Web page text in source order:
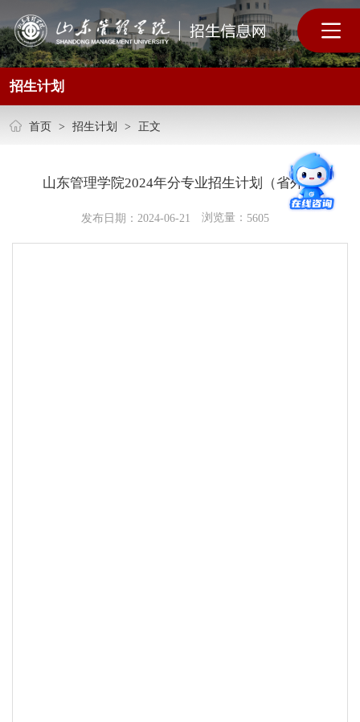
招生计划
首页 > 招生计划 > 正文
山东管理学院2024年分专业招生计划（省外）
发布日期：2024-06-21 浏览量： 5605